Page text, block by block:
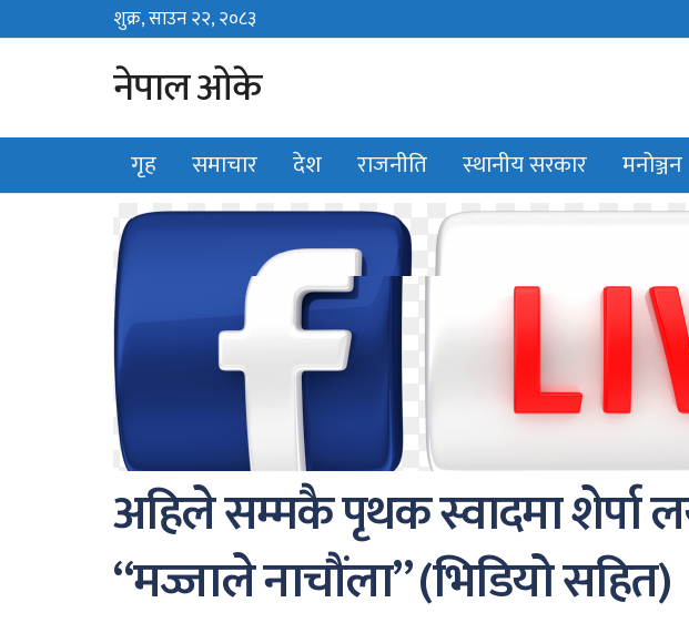
शुक्र, साउन २२, २०८३
नेपाल ओके
गृह समाचार देश राजनीति स्थानीय सरकार मनोञ्जन
अहिले सम्मकै पृथक स्वादमा शेर्पा
“मज्जाले नाचौंला” (भिडियो सहित)